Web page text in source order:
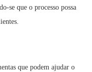
se que o processo possa
que podem ajudar o